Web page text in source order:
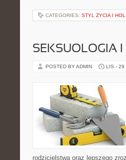
CATEGORIES: STYL ŻYCIA I
SEKSUOLOGIA
POSTED BY ADMIN LIS - 29
rodzicielstwa oraz lepszego